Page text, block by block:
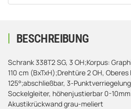
BESCHREIBUNG
Schrank 338T2 SG, 3 OH;Korpus:
110 cm (BxTxH);Drehtüre 2 OH,
125°;abschließbar, 3-
Sockelgleiter, höhenjustierbar 0-
Akustikrückwand grau-meliert